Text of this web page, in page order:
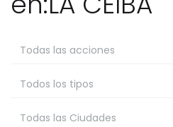
Todas las acciones
Todos los tipos
Todas las Ciudades